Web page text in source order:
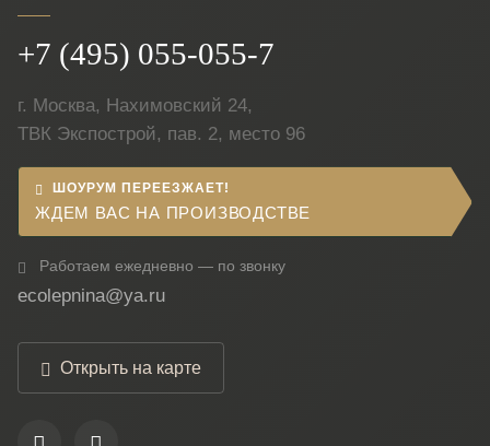
+7 (495) 055-055-7
г. Москва, Нахимовский 24,
ТВК Экспострой, пав. 2, место 96
ШОУРУМ ПЕРЕЕЗЖАЕТ!
ЖДЕМ ВАС НА ПРОИЗВОДСТВЕ
Работаем ежедневно — по звонку
ecolepnina@ya.ru
Открыть на карте